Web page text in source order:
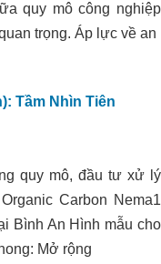
VÀ
TIÊU
quy mô công nghiệp
trọng. Áp lực về an
Tầm Nhìn Tiên
quy mô, đầu tư xử lý
Carbon Nema1
Bình An Hình mẫu cho
Mở rộng